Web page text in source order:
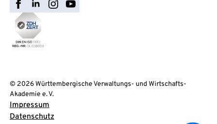
© 2026 Württembergische Verwaltungs- und Wirtschafts-
Akademie e. V.
Impressum
Datenschutz